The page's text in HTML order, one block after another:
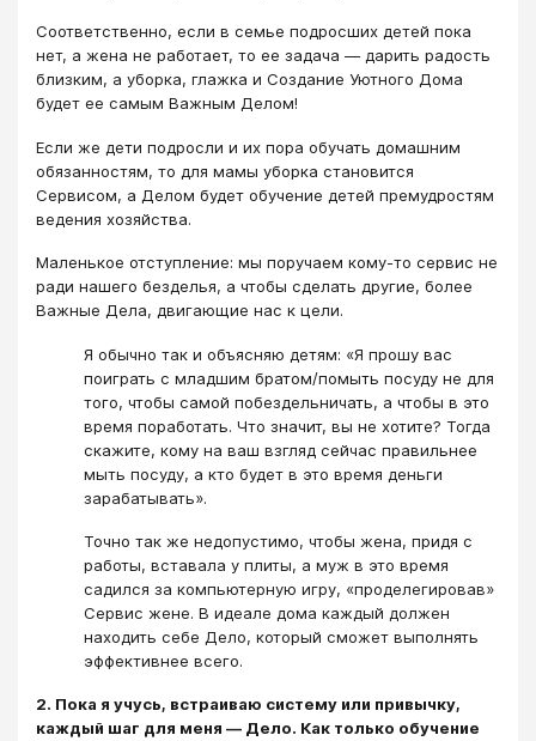
Соответственно, если в семье подросших детей пока
нет, а жена не работает, то ее задача ― дарить радость
близким, а уборка, глажка и Создание Уютного Дома
будет ее самым Важным Делом!
Если же дети подросли и их пора обучать домашним
обязанностям, то для мамы уборка становится
Сервисом, а Делом будет обучение детей премудростям
ведения хозяйства.
Маленькое отступление: мы поручаем кому-то сервис не
ради нашего безделья, а чтобы сделать другие, более
Важные Дела, двигающие нас к цели.
Я обычно так и объясняю детям: «Я прошу вас
поиграть с младшим братом/помыть посуду не для
того, чтобы самой побездельничать, а чтобы в это
время поработать. Что значит, вы не хотите? Тогда
скажите, кому на ваш взгляд сейчас правильнее
мыть посуду, а кто будет в это время деньги
зарабатывать».
Точно так же недопустимо, чтобы жена, придя с
работы, вставала у плиты, а муж в это время
садился за компьютерную игру, «проделегировав»
Сервис жене. В идеале дома каждый должен
находить себе Дело, который сможет выполнять
эффективнее всего.
2. Пока я учусь, встраиваю систему или привычку,
каждый шаг для меня ― Дело. Как только обучение